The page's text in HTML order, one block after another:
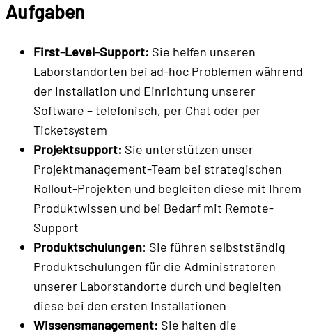
Aufgaben
First-Level-Support: Sie helfen unseren
Laborstandorten bei ad-hoc Problemen während
der Installation und Einrichtung unserer
Software – telefonisch, per Chat oder per
Ticketsystem
Projektsupport: Sie unterstützen unser
Projektmanagement-Team bei strategischen
Rollout-Projekten und begleiten diese mit Ihrem
Produktwissen und bei Bedarf mit Remote-
Support
Produktschulungen: Sie führen selbstständig
Produktschulungen für die Administratoren
unserer Laborstandorte durch und begleiten
diese bei den ersten Installationen
Wissensmanagement: Sie halten die